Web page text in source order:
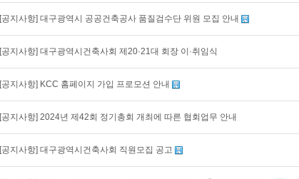
[공지사항] 대구광역시 공공건축공사 품질검수단 위원 모집 안내
[공지사항] 대구광역시건축사회 제20·21대 회장 이·취임식
[공지사항] KCC 홈페이지 가입 프로모션 안내
[공지사항] 2024년 제42회 정기총회 개최에 따른 협회업무 안내
[공지사항] 대구광역시건축사회 직원모집 공고